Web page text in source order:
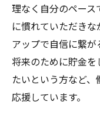
理なく自分のペー
に慣れていただき
アップで自信に繋が
将来のために貯金
たいという方など
応援しています。